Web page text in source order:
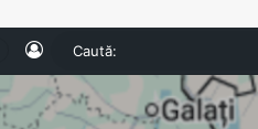
Log In